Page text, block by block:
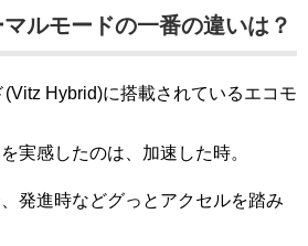
ルモードの一番の違いは？
Hybrid)に搭載されているエコモ
実感したのは、加速した時。
発進時などグっとアクセルを踏み